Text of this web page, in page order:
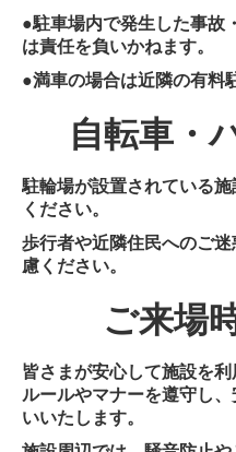
●駐車場内で発生した事故
は責任を負いかねます。
●満車の場合は近隣の有料
自転車・
駐輪場が設置されている
ください。
歩行者や近隣住民へのご
慮ください。
ご来場
皆さまが安心して施設を
ルールやマナーを遵守し
いいたします。